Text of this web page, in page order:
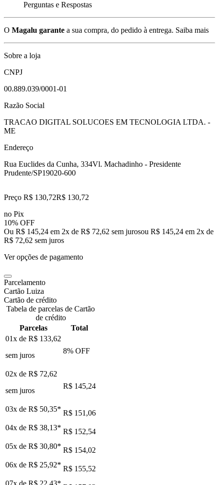
Perguntas e Respostas
O Magalu garante a sua compra, do pedido à entrega. Saiba mais
Sobre a loja
CNPJ
00.889.039/0001-01
Razão Social
TRACAO DIGITAL SOLUCOES EM TECNOLOGIA LTDA. -
ME
Endereço
Rua Euclides da Cunha, 334Vl. Machadinho - Presidente
Prudente/SP19020-600
Preço R$ 130,72R$ 130,72
no Pix
10% OFF
Ou R$ 145,24 em 2x de R$ 72,62 sem jurosou R$ 145,24 em 2x de
R$ 72,62 sem juros
Ver opções de pagamento
Parcelamento
Cartão Luiza
Cartão de crédito
Tabela de parcelas de Cartão
de crédito
Parcelas
Total
01x de R$ 133,62
sem juros
8% OFF
02x de R$ 72,62
sem juros
R$ 145,24
03x de R$ 50,35* R$ 151,06
04x de R$ 38,13* R$ 152,54
05x de R$ 30,80* R$ 154,02
06x de R$ 25,92* R$ 155,52
07x de R$ 22,43*